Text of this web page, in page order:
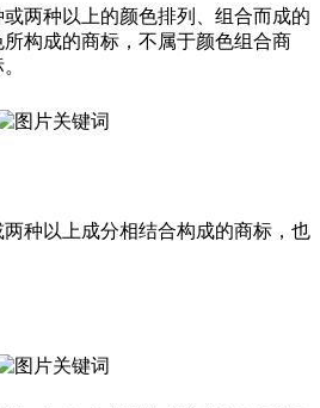
两种以上的颜色排列、组合而成的
构成的商标，不属于颜色组合商
种以上成分相结合构成的商标，也